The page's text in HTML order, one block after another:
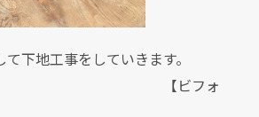
下地工事をしていきます。
ー】 【ビフォ